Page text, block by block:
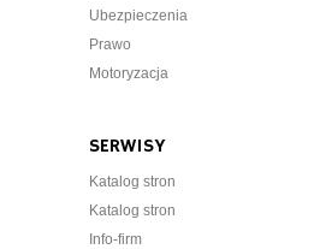
Ubezpieczenia
Prawo
Motoryzacja
SERWISY
Katalog stron
Katalog stron
Info-firm